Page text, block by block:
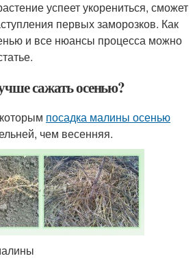
успеет укорениться, сможет
первых заморозков. Как
и все нюансы процесса можно
сажать осенью?
посадка малины осенью
чем весенняя.